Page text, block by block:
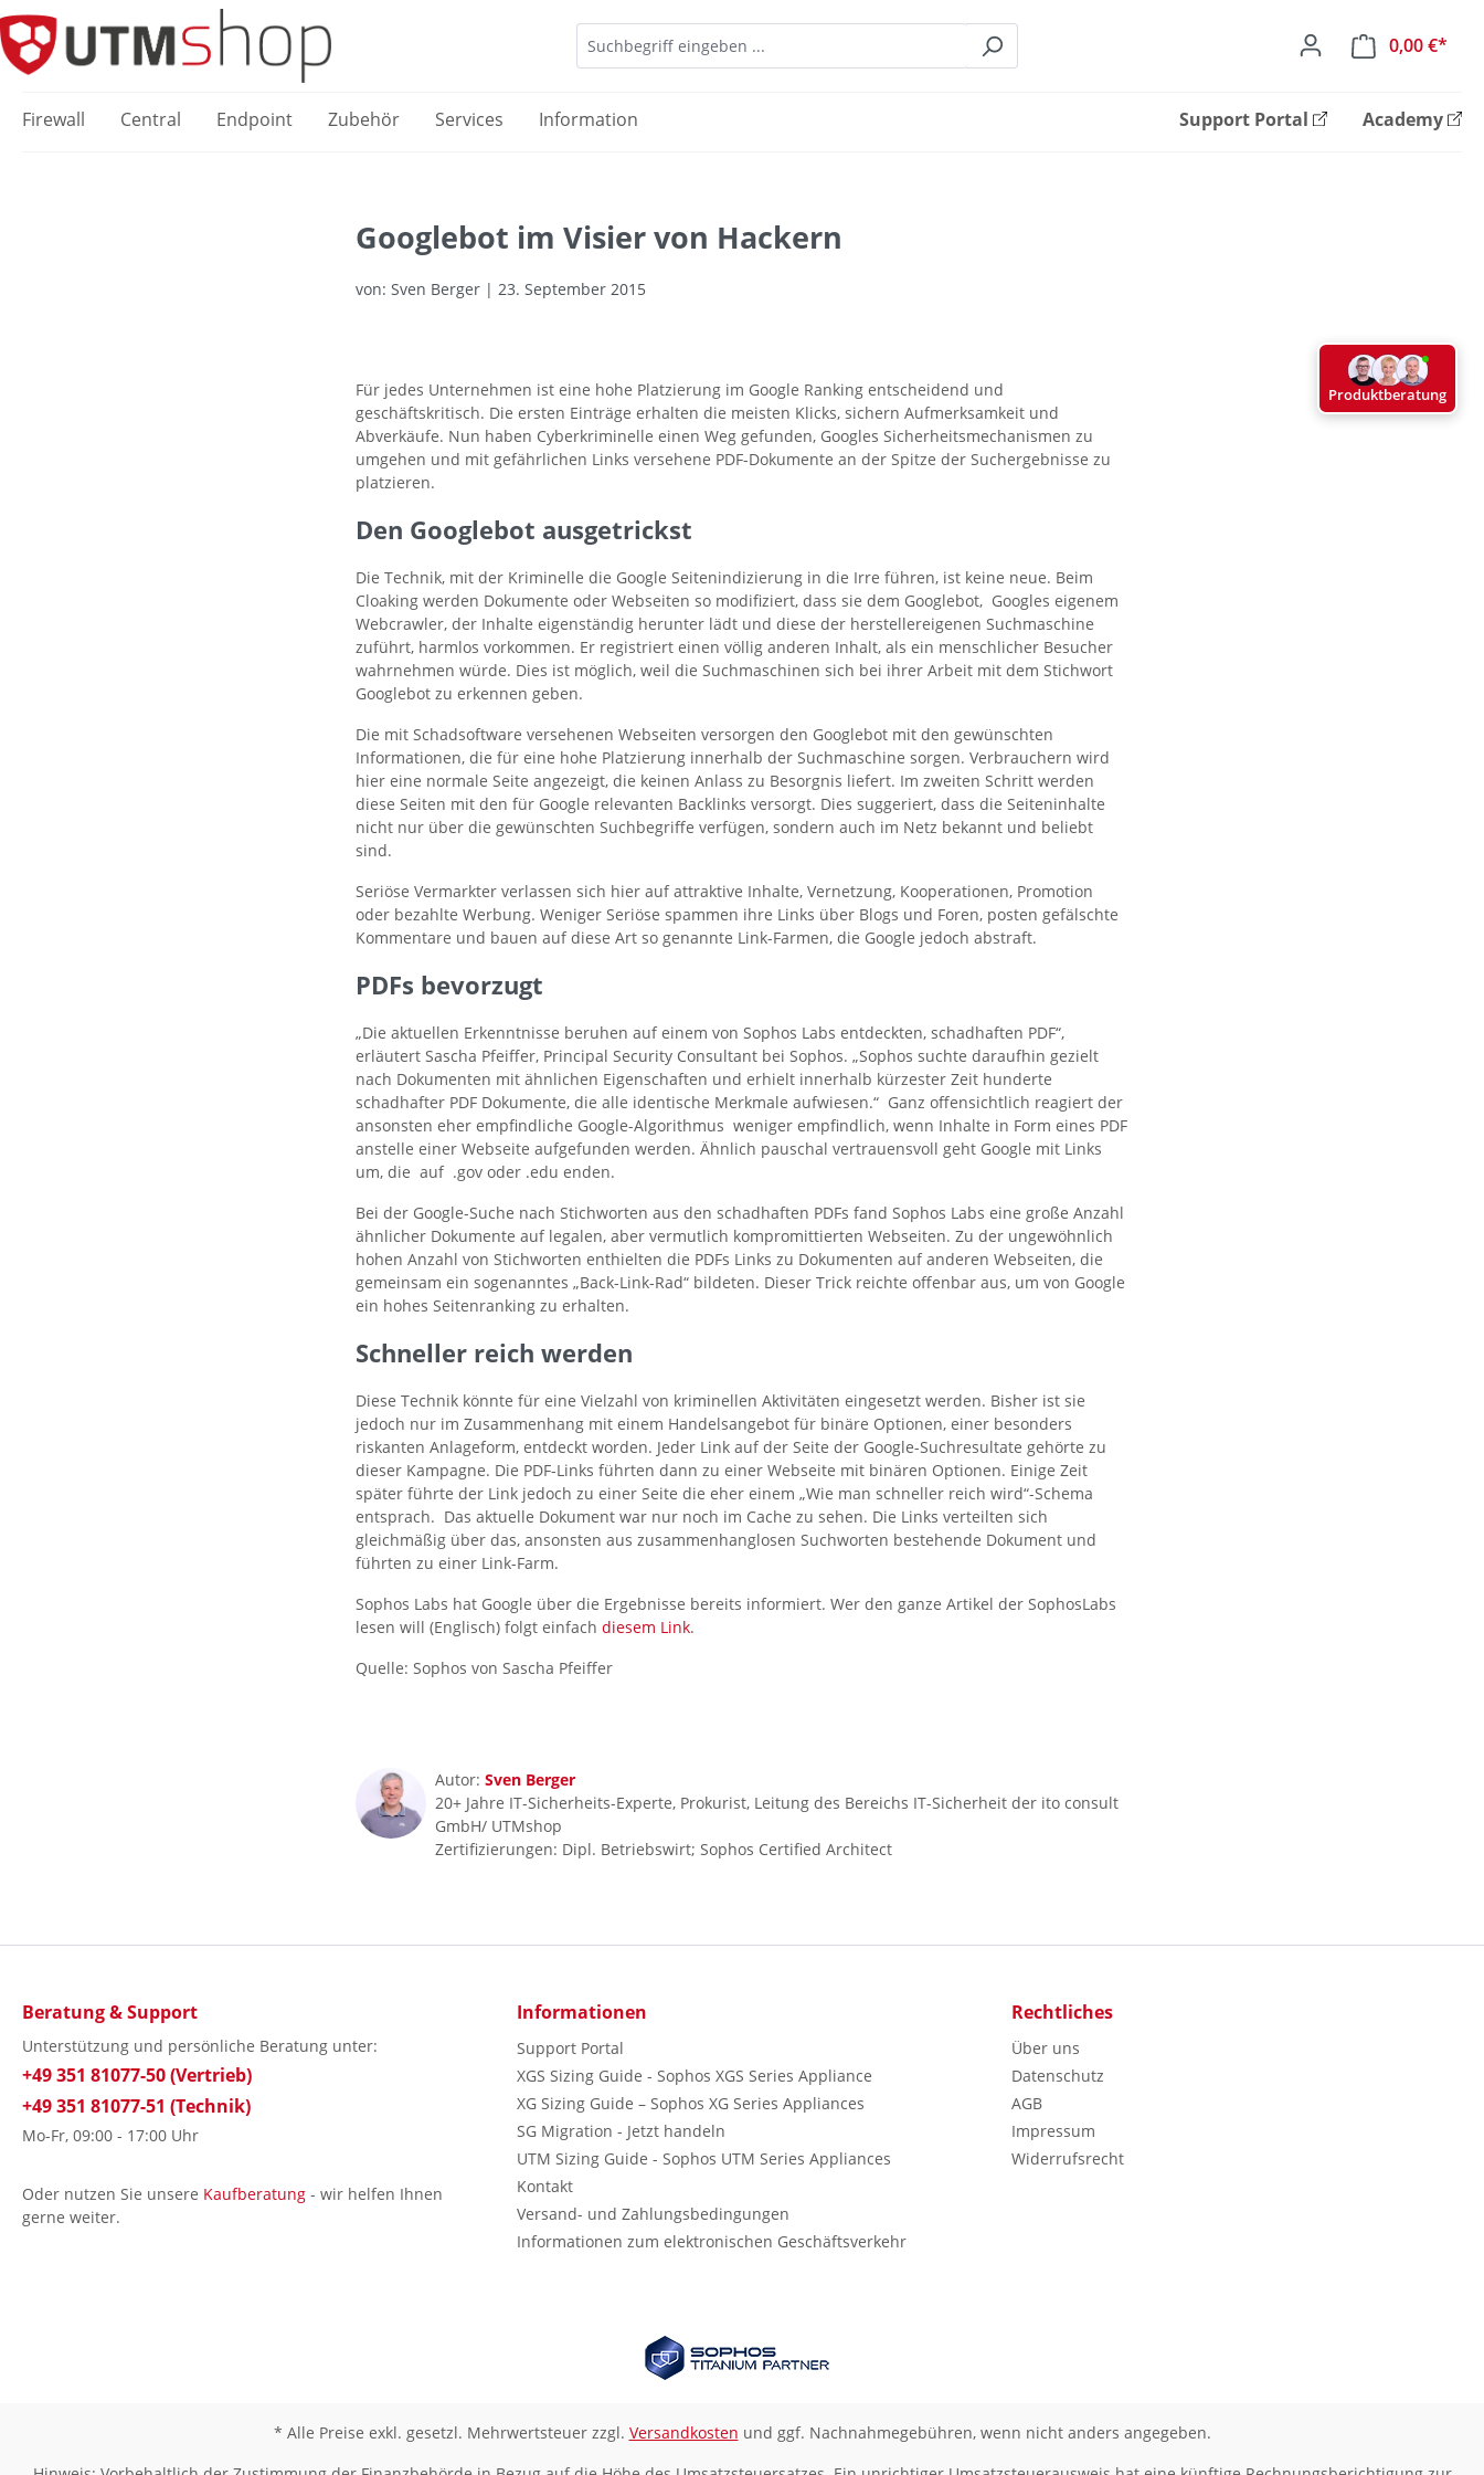
Zur Hauptnavigation springen
0,00 €*
Firewall Central Endpoint Zubehör Services Information Support Portal Academy
Googlebot im Visier von Hackern
von: Sven Berger | 23. September 2015
Für jedes Unternehmen ist eine hohe Platzierung im Google Ranking entscheidend und
geschäftskritisch. Die ersten Einträge erhalten die meisten Klicks, sichern Aufmerksamkeit und
Abverkäufe. Nun haben Cyberkriminelle einen Weg gefunden, Googles Sicherheitsmechanismen zu
umgehen und mit gefährlichen Links versehene PDF-Dokumente an der Spitze der Suchergebnisse zu
platzieren.
Den Googlebot ausgetrickst
Die Technik, mit der Kriminelle die Google Seitenindizierung in die Irre führen, ist keine neue. Beim
Cloaking werden Dokumente oder Webseiten so modifiziert, dass sie dem Googlebot, Googles eigenem
Webcrawler, der Inhalte eigenständig herunter lädt und diese der herstellereigenen Suchmaschine
zuführt, harmlos vorkommen. Er registriert einen völlig anderen Inhalt, als ein menschlicher Besucher
wahrnehmen würde. Dies ist möglich, weil die Suchmaschinen sich bei ihrer Arbeit mit dem Stichwort
Googlebot zu erkennen geben.
Die mit Schadsoftware versehenen Webseiten versorgen den Googlebot mit den gewünschten
Informationen, die für eine hohe Platzierung innerhalb der Suchmaschine sorgen. Verbrauchern wird
hier eine normale Seite angezeigt, die keinen Anlass zu Besorgnis liefert. Im zweiten Schritt werden
diese Seiten mit den für Google relevanten Backlinks versorgt. Dies suggeriert, dass die Seiteninhalte
nicht nur über die gewünschten Suchbegriffe verfügen, sondern auch im Netz bekannt und beliebt
sind.
Seriöse Vermarkter verlassen sich hier auf attraktive Inhalte, Vernetzung, Kooperationen, Promotion
oder bezahlte Werbung. Weniger Seriöse spammen ihre Links über Blogs und Foren, posten gefälschte
Kommentare und bauen auf diese Art so genannte Link-Farmen, die Google jedoch abstraft.
PDFs bevorzugt
„Die aktuellen Erkenntnisse beruhen auf einem von Sophos Labs entdeckten, schadhaften PDF“,
erläutert Sascha Pfeiffer, Principal Security Consultant bei Sophos. „Sophos suchte daraufhin gezielt
nach Dokumenten mit ähnlichen Eigenschaften und erhielt innerhalb kürzester Zeit hunderte
schadhafter PDF Dokumente, die alle identische Merkmale aufwiesen.“ Ganz offensichtlich reagiert der
ansonsten eher empfindliche Google-Algorithmus weniger empfindlich, wenn Inhalte in Form eines PDF
anstelle einer Webseite aufgefunden werden. Ähnlich pauschal vertrauensvoll geht Google mit Links
um, die auf .gov oder .edu enden.
Bei der Google-Suche nach Stichworten aus den schadhaften PDFs fand Sophos Labs eine große Anzahl
ähnlicher Dokumente auf legalen, aber vermutlich kompromittierten Webseiten. Zu der ungewöhnlich
hohen Anzahl von Stichworten enthielten die PDFs Links zu Dokumenten auf anderen Webseiten, die
gemeinsam ein sogenanntes „Back-Link-Rad“ bildeten. Dieser Trick reichte offenbar aus, um von Google
ein hohes Seitenranking zu erhalten.
Schneller reich werden
Diese Technik könnte für eine Vielzahl von kriminellen Aktivitäten eingesetzt werden. Bisher ist sie
jedoch nur im Zusammenhang mit einem Handelsangebot für binäre Optionen, einer besonders
riskanten Anlageform, entdeckt worden. Jeder Link auf der Seite der Google-Suchresultate gehörte zu
dieser Kampagne. Die PDF-Links führten dann zu einer Webseite mit binären Optionen. Einige Zeit
später führte der Link jedoch zu einer Seite die eher einem „Wie man schneller reich wird“-Schema
entsprach. Das aktuelle Dokument war nur noch im Cache zu sehen. Die Links verteilten sich
gleichmäßig über das, ansonsten aus zusammenhanglosen Suchworten bestehende Dokument und
führten zu einer Link-Farm.
Sophos Labs hat Google über die Ergebnisse bereits informiert. Wer den ganze Artikel der SophosLabs
lesen will (Englisch) folgt einfach diesem Link.
Quelle: Sophos von Sascha Pfeiffer
Autor: Sven Berger
20+ Jahre IT-Sicherheits-Experte, Prokurist, Leitung des Bereichs IT-Sicherheit der ito consult
GmbH/ UTMshop
Zertifizierungen: Dipl. Betriebswirt; Sophos Certified Architect
Beratung & Support
Unterstützung und persönliche Beratung unter:
+49 351 81077-50 (Vertrieb)
+49 351 81077-51 (Technik)
Mo-Fr, 09:00 - 17:00 Uhr
Oder nutzen Sie unsere Kaufberatung - wir helfen Ihnen
gerne weiter.
Informationen
Support Portal
XGS Sizing Guide - Sophos XGS Series Appliance
XG Sizing Guide – Sophos XG Series Appliances
SG Migration - Jetzt handeln
UTM Sizing Guide - Sophos UTM Series Appliances
Kontakt
Versand- und Zahlungsbedingungen
Informationen zum elektronischen Geschäftsverkehr
Rechtliches
Über uns
Datenschutz
AGB
Impressum
Widerrufsrecht
* Alle Preise exkl. gesetzl. Mehrwertsteuer zzgl. Versandkosten und ggf. Nachnahmegebühren, wenn nicht anders angegeben.
Produktberatung